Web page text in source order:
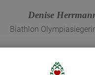
Denise
Biathlon